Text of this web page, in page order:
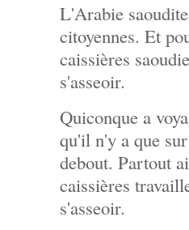
L'Arabie
citoyennes. Et
caissières
s'asseoir.
Quiconque a
qu'il n'y a que
debout. Partout
caissières
s'asseoir.